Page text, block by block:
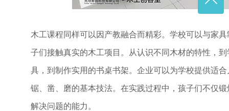
木工课程同样可以因产教融合而精彩。学校可以与家
子们接触真实的木工项目。从认识不同木材的特性，
具，到制作实用的书桌书架。企业可以为学校提供适
锯、凿、磨的基本技法。在实践过程中，孩子们不仅
解决问题的能力。